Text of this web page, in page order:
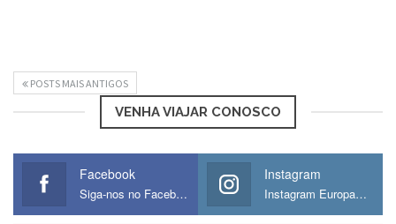
POSTS MAIS ANTIGOS
VENHA VIAJAR CONOSCO
Facebook
Siga-nos no Facebook
Instagram
Instagram Europamos